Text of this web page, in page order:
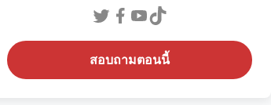
สอบถามตอนนี้